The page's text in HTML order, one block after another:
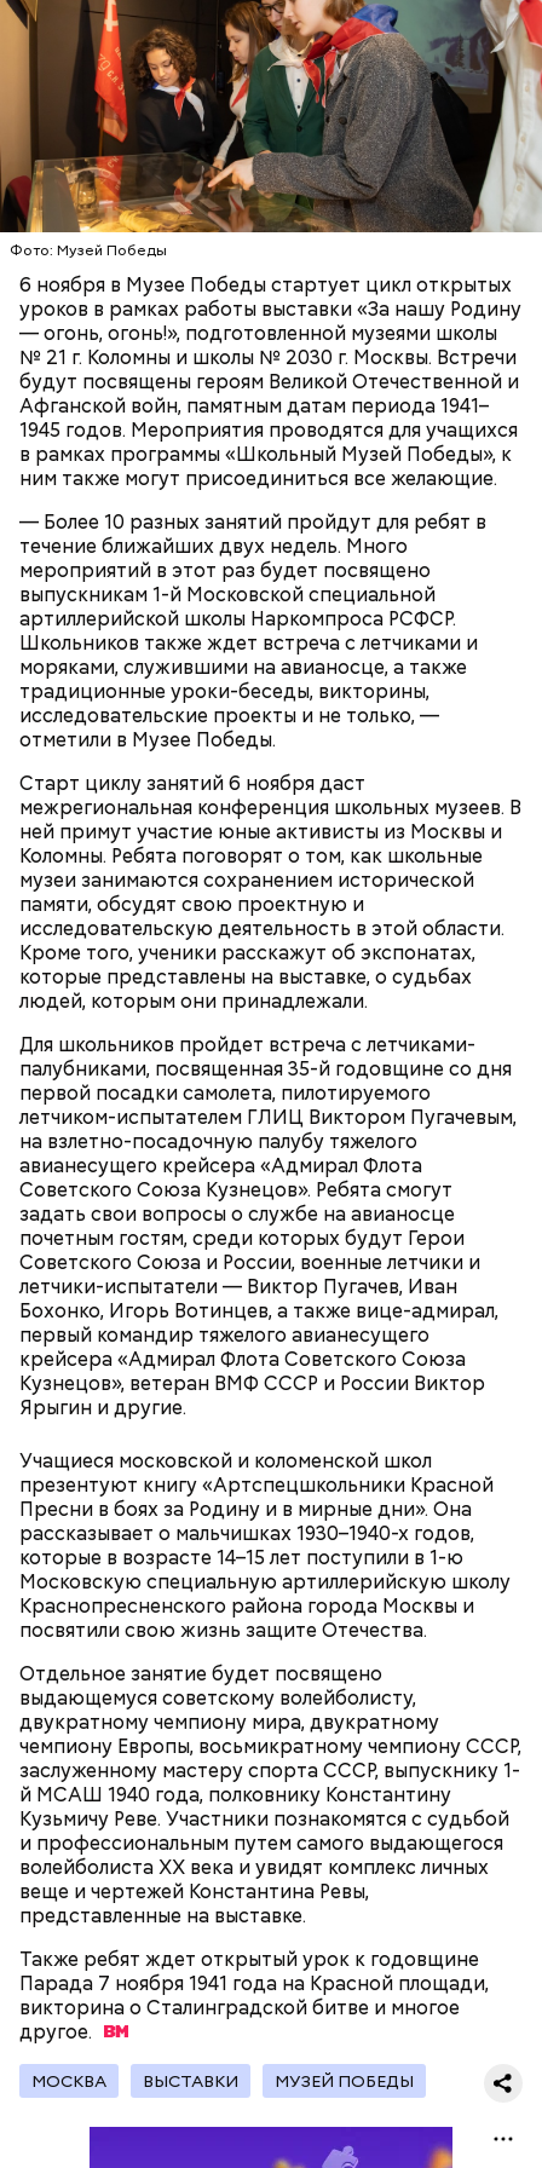
Фото: Музей Победы
6 ноября в Музее Победы стартует цикл открытых
уроков в рамках работы выставки «За нашу Родину
— огонь, огонь!», подготовленной музеями школы
№ 21 г. Коломны и школы № 2030 г. Москвы. Встречи
будут посвящены героям Великой Отечественной и
Афганской войн, памятным датам периода 1941–
1945 годов. Мероприятия проводятся для учащихся
в рамках программы «Школьный Музей Победы», к
ним также могут присоединиться все желающие.
— Более 10 разных занятий пройдут для ребят в
течение ближайших двух недель. Много
мероприятий в этот раз будет посвящено
выпускникам 1-й Московской специальной
артиллерийской школы Наркомпроса РСФСР.
Школьников также ждет встреча с летчиками и
моряками, служившими на авианосце, а также
традиционные уроки-беседы, викторины,
исследовательские проекты и не только, —
отметили в Музее Победы.
Старт циклу занятий 6 ноября даст
межрегиональная конференция школьных музеев. В
ней примут участие юные активисты из Москвы и
Коломны. Ребята поговорят о том, как школьные
музеи занимаются сохранением исторической
памяти, обсудят свою проектную и
исследовательскую деятельность в этой области.
Кроме того, ученики расскажут об экспонатах,
которые представлены на выставке, о судьбах
людей, которым они принадлежали.
Для школьников пройдет встреча с летчиками-
палубниками, посвященная 35-й годовщине со дня
первой посадки самолета, пилотируемого
летчиком-испытателем ГЛИЦ Виктором Пугачевым,
на взлетно-посадочную палубу тяжелого
авианесущего крейсера «Адмирал Флота
Советского Союза Кузнецов». Ребята смогут
задать свои вопросы о службе на авианосце
почетным гостям, среди которых будут Герои
Советского Союза и России, военные летчики и
летчики-испытатели — Виктор Пугачев, Иван
Бохонко, Игорь Вотинцев, а также вице-адмирал,
первый командир тяжелого авианесущего
крейсера «Адмирал Флота Советского Союза
Кузнецов», ветеран ВМФ СССР и России Виктор
Ярыгин и другие.
Учащиеся московской и коломенской школ
презентуют книгу «Артспецшкольники Красной
Пресни в боях за Родину и в мирные дни». Она
рассказывает о мальчишках 1930–1940-х годов,
которые в возрасте 14–15 лет поступили в 1-ю
Московскую специальную артиллерийскую школу
Краснопресненского района города Москвы и
посвятили свою жизнь защите Отечества.
Отдельное занятие будет посвящено
выдающемуся советскому волейболисту,
двукратному чемпиону мира, двукратному
чемпиону Европы, восьмикратному чемпиону СССР,
заслуженному мастеру спорта СССР, выпускнику 1-
й МСАШ 1940 года, полковнику Константину
Кузьмичу Реве. Участники познакомятся с судьбой
и профессиональным путем самого выдающегося
волейболиста ХХ века и увидят комплекс личных
веще и чертежей Константина Ревы,
представленные на выставке.
Также ребят ждет открытый урок к годовщине
Парада 7 ноября 1941 года на Красной площади,
викторина о Сталинградской битве и многое
другое.
МОСКВА ВЫСТАВКИ МУЗЕЙ ПОБЕДЫ
В настоящее время велоинфраструктура «Зеленого
кольца» реализована в пяти округах города,
подчеркнули в ЦОДД:
— Маршрут затрагивает востребованные улицы
районов. Таким образом, жители разных районов
смогут как отдыхать, так и ездить по делам по
реализованным велополосам и велодорожкам.
Фото: Shutterstock
Где проходит
Маршрут зеленого кольца проходит через:
Измайловский парк;
Кемеровский лесопарк;
Парк Кузьминки;
Парк 850-летия Москвы;
Братеевскую пойму;
Борисовские пруды;
Царицыно;
Битцевский лес;
Теплый Стан;
Парк победы;
Долину реки Сетунь;
Парк Фили;
Парк Покровское-Стрешнево;
Тимирязевский парк.
Существуют несколько версий, какой именно дом
стал прототипом жилища Мастера. Но согласно
самой популярной — это подвал дома № 9, что в
Мансуровском переулке. Здесь жили друзья
Булгакова — братья Топлениновы. Писатель часто
приходил к ним в гости и работал над «Мастером и
Маргаритой».
Небольшой деревянный дом построили в начале
XIX века, предположительно, в 1830 годах. В здании
есть полуподвальный этаж, который обустроен
под жилое помещение.
«Кинематографическая лужа»:
булгаковед — о новой
экранизации «Мастера и
Маргариты»
Большой Гнездниковский переулок
В Большом Гнездниковском переулке Мастер
впервые увидел Маргариту с букетом мимоз в
руках. Именно здесь в доме № 10, где было
московское отделение газеты «Накануне», работал
Михаил Булгаков. Кстати, этот дом упоминается в
сборнике писателя «Дьяволиада» и очерке «Сорок
сороков».
Исследователи считают, что в Большом
Гнездниковском переулке Михаил Булгаков
впервые увидел Елену Шиловскую. Она была его
третьей женой и хранительницей литературного
наследия писателя. Они познакомились в доме №
10, когда были в гостях у общих друзей. Они сразу
влюбились друг в друга, несмотря на то, что оба на
тот момент состояли в браке.
Метароман не для всех: чем
удивит новая экранизация
«Мастера и Маргариты»
кот — манул Тимофей. С ним можно даже немного
поиграть, конечно же, за защитным стеклом.
Однако оно не мешает котику весело резвиться с
гостями зоопарка.
Топ-10 милых зверят, которые
появились на свет в Московском
зоопарке
Парк Горького
Парк Горького заслуженно называют главным
парком страны, ведь это одно из самых любимых
мест москвичей. Огромный комплекс занимает
более 219 гектаров. По нему приятно совершить
неспешную прогулку в окружении цветущих клумб
или провести время более активно. Например,
покататься на велосипедах или самокатах по
набережной Москвы-реки.
Современный парк делится на четыре части:
Партер, «Музеон», Нескучный сад и Воробьевы
концерты, отмечают День города, День Победы, а
зимой заливают каток.
Историческая часть парка — Нескучный сад —
является памятником садово-паркового искусства.
Здесь можно погулять в тени многовековых
деревьев, покормить уток в пруду или провести
романтическое свидание.
Более 40 тысяч пассажиров
теплоходов принял Северный
речной вокзал в июне